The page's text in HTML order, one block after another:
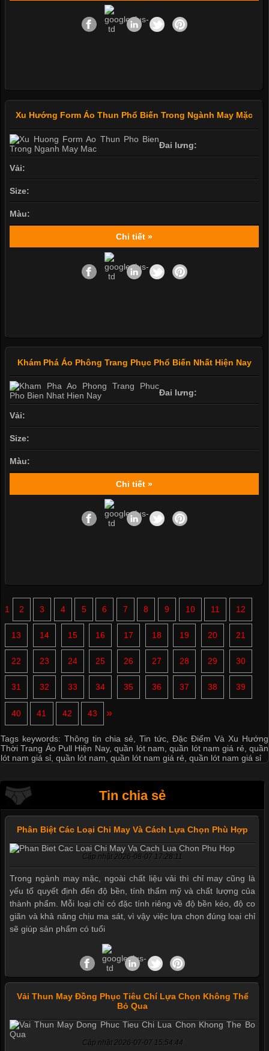
Xu Hướng Form Áo Thun Phổ Biến Trong Ngành May Mặc
Đai lưng:
Vải:
Size:
Màu:
Chi tiết »
Khám Phá Áo Phông Trang Phục Phổ Biến Nhất Hiện Nay
Đai lưng:
Vải:
Size:
Màu:
Chi tiết »
1 2 3 4 5 6 7 8 9 10 11 12
13 14 15 16 17 18 19 20 21
22 23 24 25 26 27 28 29 30
31 32 33 34 35 36 37 38 39
40 41 42 43 »
Tags keywords: Thông tin chia sẻ Tin tức
Đặc Điểm Và Xu Hướng
Thời Trang Áo Pull Hiện Nay,quần lót nam ,quần lót nam giá rẻ ,quần
lót nam giá sỉ quần lót nam quần lót nam giá rẻ quần lót nam giá sỉ
Tin chia sẻ
Phân Biệt Các Loại Chỉ May Và Cách Lựa Chọn Phù Hợp
Cập nhật 2026-08-07 17:28:11
Trong ngành may mặc, ngoài chất liệu vải thì chỉ may cũng là
yếu tố quyết định đến độ bền, tính thẩm mỹ và chất lượng của
thành phẩm. Mỗi loại chỉ có đặc tính riêng về độ bền kéo, độ co
giãn và khả năng chịu ma sát, vì vậy việc lựa chọn đúng loại chỉ
sẽ giúp sản phẩm có tuổi
Vải Thun May Đồng Phục Tiêu Chí Lựa Chọn Không Thể
Bỏ Qua
Cập nhật 2026-07-07 15:54:44
Mẫu quần short quần lót nam nữ hè thu 2017
Thị hiều quần lót nam bơi lội nam và nữ 2017
Xu hướng thời trang trẻ và quần lót nam giá sỉ